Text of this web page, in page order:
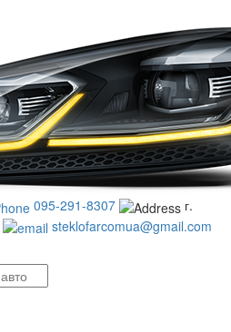
095-291-8307
г.
steklofarcomua@gmail.com